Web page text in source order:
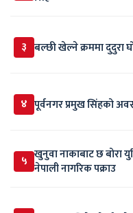
३ बल्छी खेल्ने क्रममा दुदुरा
४ पूर्वनगर प्रमुख सिंहको
५ खुनुवा नाकाबाट छ बोरा
नेपाली नागरिक पक्राउ